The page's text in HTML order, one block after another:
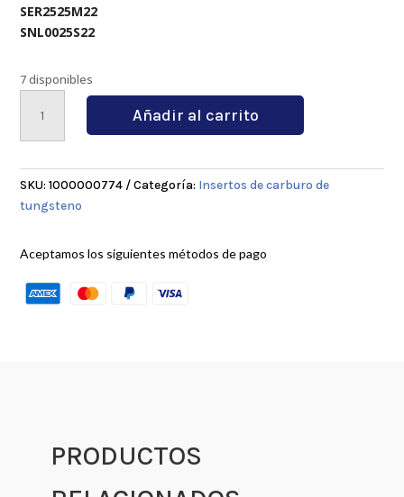
SER2525M22
SNL0025S22
7 disponibles
4
cantidad
Añadir al carrito
SKU:1000000774 Categoría: Insertos de carburo de
tungsteno
Aceptamos los siguientes métodos de pago
PRODUCTOS